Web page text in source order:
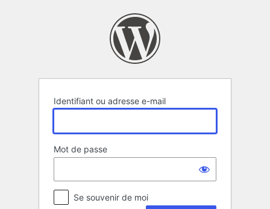
Identifiant ou adresse e-mail
Mot de passe
Se souvenir de moi